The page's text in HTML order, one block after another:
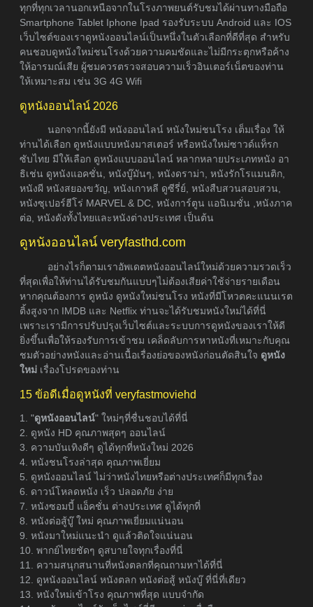
ทุกที่ทุกเวลานอกเหนือจากในโรงภาพยนต์รับชมได้ผ่านทางมือถือ
Smartphone Tablet Iphone Ipad รองรับระบบ Android และ IOS
เว็บไซต์ของเราดูหนังออนไลน์เป็นหนึ่งในตัวเลือกที่ดีที่สุด สำหรับ
คนชอบดูหนังใหม่ชนโรงด้วยความคมชัดและไม่มีกระตุกหรือค้าง
ให้อารมณ์เสีย ผู้ชมควรตรวจสอบความเร็วอินเตอร์เน็ตของท่าน
ให้เหมาะสม เช่น 3G 4G Wifi
ดูหนังออนไลน์ 2026
นอกจากนี้ยังมี หนังออนไลน์ หนังใหม่ชนโรง เต็มเรื่อง ให้
ท่านได้เลือก ดูหนังแบบหนังมาสเตอร์ หรือหนังใหม่ซาวด์แท็รก
ซับไทย มีให้เลือก ดูหนังแบบออนไลน์ หลากหลายประเภทหนัง อา
ธิเช่น ดูหนังแอคชั่น, หนังบู๊มันๆ, หนังดราม่า, หนังรักโรแมนติก,
หนังผี หนังสยองขวัญ, หนังเกาหลี ดูซีรี่ย์, หนังสืบสวนสอบสวน,
หนังซุเปอร์ฮีโร่ MARVEL & DC, หนังการ์ตูน แอนิเมชั่น ,หนังภาค
ต่อ, หนังดังทั้งไทยและหนังต่างประเทศ เป็นต้น
ดูหนังออนไลน์ veryfasthd.com
อย่างไรก็ตามเราอัพเดตหนังออนไลน์ใหม่ด้วยความรวดเร็ว
ที่สุดเพื่อให้ท่านได้รับชมกันแบบๆไม่ต้องเสียค่าใช้จ่ายรายเดือน
หากคุณต้องการ ดูหนัง ดูหนังใหม่ชนโรง หนังที่มีโหวตคะแนนเรต
ติ้งสูงจาก IMDB และ Netflix ท่านจะได้รับชมหนังใหม่ได้ที่นี่
เพราะเรามีการปรับปรุงเว็บไซต์และระบบการดูหนังของเราให้ดี
ยิ่งขึ้นเพื่อให้รองรับการเข้าชม เคล็ดลับการหาหนังที่เหมาะกับคุณ
ชมตัวอย่างหนังและอ่านเนื้อเรื่องย่อของหนังก่อนตัดสินใจ ดูหนัง
ใหม่ เรื่องโปรดของท่าน
15 ข้อดีเมื่อดูหนังที่ veryfastmoviehd
1. "ดูหนังออนไลน์" ใหม่ๆที่ชื่นชอบได้ที่นี่
2. ดูหนัง HD คุณภาพสุดๆ ออนไลน์
3. ความบันเทิงดีๆ ดูได้ทุกที่หนังใหม่ 2026
4. หนังชนโรงล่าสุด คุณภาพเยี่ยม
5. ดูหนังออนไลน์ ไม่ว่าหนังไทยหรือต่างประเทศก็มีทุกเรื่อง
6. ดาวน์โหลดหนัง เร็ว ปลอดภัย ง่าย
7. หนังซอมบี้ แอ็คชั่น ต่างประเทศ ดูได้ทุกที่
8. หนังต่อสู้บู๊ ใหม่ คุณภาพเยี่ยมแน่นอน
9. หนังมาใหม่แนะนำ ดูแล้วติดใจแน่นอน
10. พากย์ไทยชัดๆ ดูสบายใจทุกเรื่องที่นี่
11. ความสนุกสนานที่หนังตลกที่คุณถามหาได้ที่นี่
12. ดูหนังออนไลน์ หนังตลก หนังต่อสู้ หนังบู๊ ที่นี่ที่เดียว
13. หนังใหม่เข้าโรง คุณภาพที่สุด แบบจำกัด